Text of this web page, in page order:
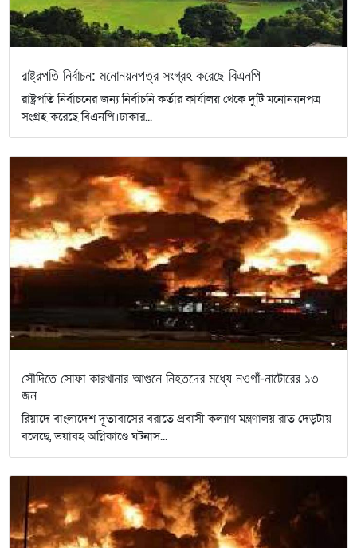
রাষ্ট্রপতি নির্বাচন: মনোনয়নপত্র সংগ্রহ করেছে বিএনপি
রাষ্ট্রপতি নির্বাচনের জন্য নির্বাচনি কর্তার কার্যালয় থেকে দুটি মনোনয়নপত্র
সংগ্রহ করেছে বিএনপি।ঢাকার...
সৌদিতে সোফা কারখানার আগুনে নিহতদের মধ্যে নওগাঁ-নাটোরের ১৩
জন
রিয়াদে বাংলাদেশ দূতাবাসের বরাতে প্রবাসী কল্যাণ মন্ত্রণালয় রাত দেড়টায়
বলেছে, ভয়াবহ অগ্নিকাণ্ডে ঘটনাস...